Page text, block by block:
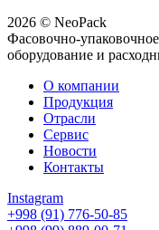
2026 © NeoPack
Фасовочно-упаковочное
оборудование и
О компании
Продукция
Отрасли
Сервис
Новости
Контакты
Instagram
+998 (91) 776-50-85